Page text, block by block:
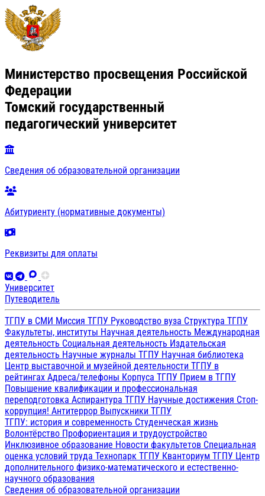
Министерство просвещения Российской
Федерации
Томский государственный
педагогический университет
Сведения об образовательной организации
Абитуриенту (нормативные документы)
Реквизиты для оплаты
Университет
Путеводитель
ТГПУ в СМИ Миссия ТГПУ Руководство вуза Структура ТГПУ
Факультеты, институты Научная деятельность Международная
деятельность Социальная деятельность Издательская
деятельность Научные журналы ТГПУ Научная библиотека
Центр выставочной и музейной деятельности ТГПУ в
рейтингах Адреса/телефоны Корпуса ТГПУ Прием в ТГПУ
Повышение квалификации и профессиональная
переподготовка Аспирантура ТГПУ Научные достижения Стоп-
коррупция! Антитеррор Выпускники ТГПУ
ТГПУ: история и современность Студенческая жизнь
Волонтёрство Профориентация и трудоустройство
Инклюзивное образование Новости факультетов Специальная
оценка условий труда Технопарк ТГПУ Кванториум ТГПУ Центр
дополнительного физико-математического и естественно-
научного образования
Сведения об образовательной организации